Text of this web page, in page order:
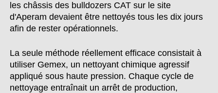
les châssis des bulldozers CAT sur le site
d'Aperam devaient être nettoyés tous les dix jours
afin de rester opérationnels.
La seule méthode réellement efficace consistait à
utiliser Gemex, un nettoyant chimique agressif
appliqué sous haute pression. Chaque cycle de
nettoyage entraînait un arrêt de production,